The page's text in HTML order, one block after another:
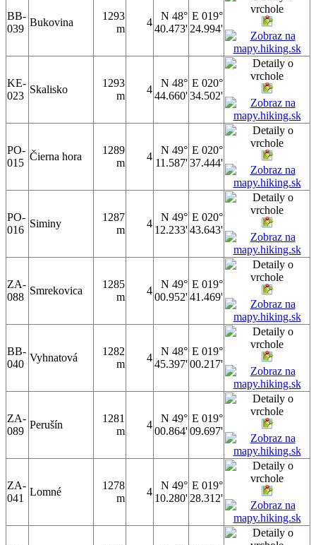
BB-
039
Bukovina
1293
m
4
N 48°
40.473'
E 019°
24.994'
KE-
023
Skalisko
1293
m
4
N 48°
44.660'
E 020°
34.502'
PO-
015
Čierna hora
1289
m
4
N 49°
11.587'
E 020°
37.444'
PO-
016
Siminy
1287
m
4
N 49°
12.233'
E 020°
43.643'
ZA-
088
Smrekovica
1285
m
4
N 49°
00.952'
E 019°
41.469'
BB-
040
Vyhnatová
1282
m
4
N 48°
45.397'
E 019°
00.217'
ZA-
089
Perušín
1281
m
4
N 49°
00.864'
E 019°
09.697'
ZA-
041
Lomné
1278
m
4
N 49°
10.280'
E 019°
28.312'